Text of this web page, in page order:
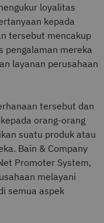
loyalitas
kepada
tersebut mencakup
pengalaman mereka
layanan perusahaan
tersebut dan
orang-orang
suatu produk atau
Bain & Company
Promoter System,
melayani
semua aspek